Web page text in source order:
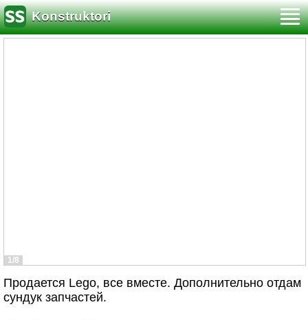
Konstruktori
1/8
Продается Lego, все вместе. Дополнительно отдам
сундук запчастей.